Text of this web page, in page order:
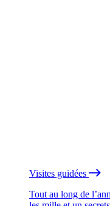
Visites guidées
Tout au long de